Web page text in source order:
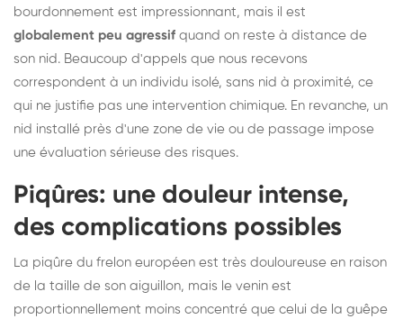
bourdonnement est impressionnant, mais il est
globalement peu agressif quand on reste à distance de
son nid. Beaucoup d'appels que nous recevons
correspondent à un individu isolé, sans nid à proximité, ce
qui ne justifie pas une intervention chimique. En revanche, un
nid installé près d'une zone de vie ou de passage impose
une évaluation sérieuse des risques.
Piqûres: une douleur intense,
des complications possibles
La piqûre du frelon européen est très douloureuse en raison
de la taille de son aiguillon, mais le venin est
proportionnellement moins concentré que celui de la guêpe